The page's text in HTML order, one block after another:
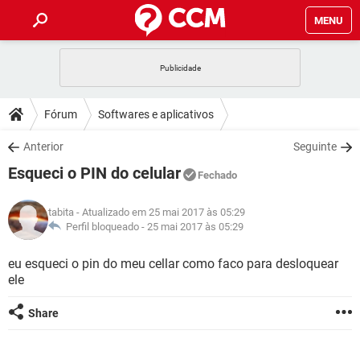
MENU
CELULAR FACEBOOK
OUTLOOK
INSTAGRAM GMAIL
GUIA DE COMPRAS
DICAS
JOGOS WHATSAPP
INSTAGRAM GMAIL
GUIA DE COMPRAS
DOWNLOADS
JOGOS WHATSAPP
CELULAR
OUTLOOK EXCEL
INSTAGRAM GMAIL
GUIA DE COMPRAS
FÓRUM
JOGOS WHATSAPP
CELULAR
OUTLOOK EXCEL
GLOSSÁRIO
WHATSAPP
CELULAR
OUTLOOK
Fórum Softwares e aplicativos
Anterior Seguinte
Esqueci o PIN do celular Fechado
tabita - Atualizado em 25 mai 2017 às 05:29
Perfil bloqueado - 25 mai 2017 às 05:29
eu esqueci o pin do meu cellar como faco para desloquear
ele
Share